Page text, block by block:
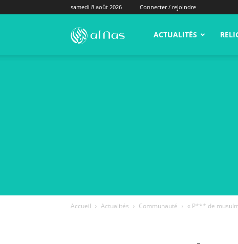
samedi 8 août 2026 Connecter / rejoindre
alNas.fr ACTUALITÉS
Accueil Actualités Communauté « P*** de